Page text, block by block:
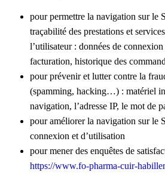
pour permettre la navigation sur le
traçabilité des prestations et
l’utilisateur : données de
facturation, historique des
pour prévenir et lutter contre la
(spamming, hacking…) : matériel
navigation, l’adresse IP, le mot de
pour améliorer la navigation sur le
connexion et d’utilisation
pour mener des enquêtes de
https://www.fo-pharma-cuir-